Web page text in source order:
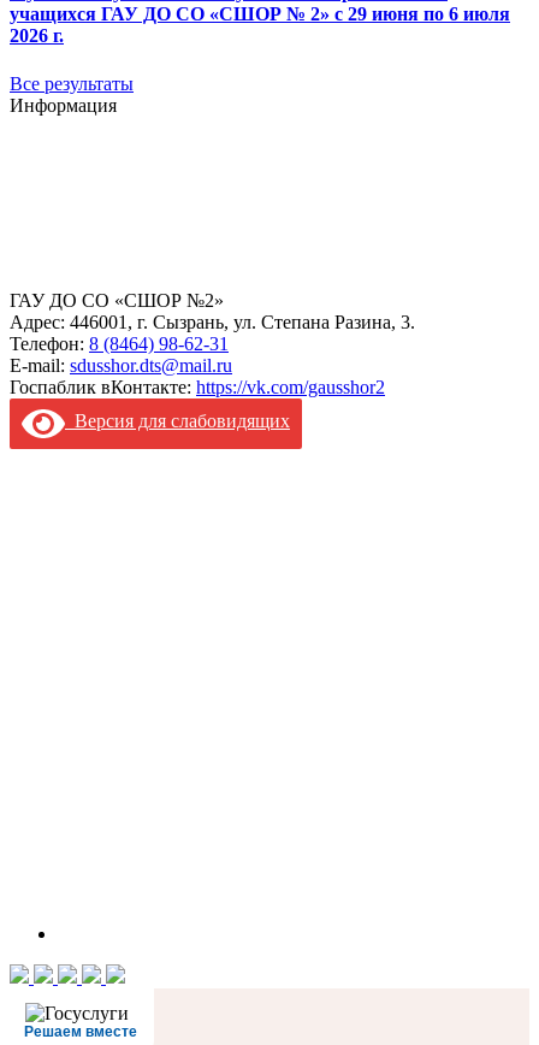
учащихся ГАУ ДО СО «СШОР № 2» с 29 июня по 6 июля
2026 г.
Все результаты
Информация
ГАУ ДО СО «СШОР №2»
Адрес: 446001, г. Сызрань, ул. Степана Разина, 3.
Телефон: 8 (8464) 98-62-31
E-mail: sdusshor.dts@mail.ru
Госпаблик вКонтакте: https://vk.com/gausshor2
Версия для слабовидящих
Решаем вместе